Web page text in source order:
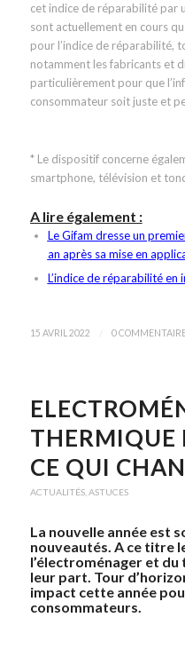
cet indice de réparabilité par
sont actuellement en cours
pour l’indice de réparabilité,
notamment les fabricants et
particulièrement pour que
consommateur soit juste et
* Le dispositif concerne
smartphone, télévision et
A lire également :
Le Gifam dresse un
an après sa mise en
L’indice de réparabilité en
15 AVRIL 2022 0
THERMIQUE
CE QUI
ACTUALITÉS, ASTUCES
La nouvelle année est
nouveautés. A ce titre
l’électroménager et
leur part. Tour
impact cette année
consommateurs.